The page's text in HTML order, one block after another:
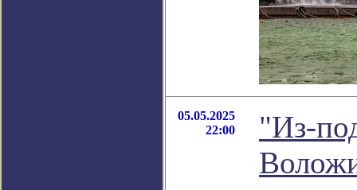
05.05.2025
22:00
"Из-